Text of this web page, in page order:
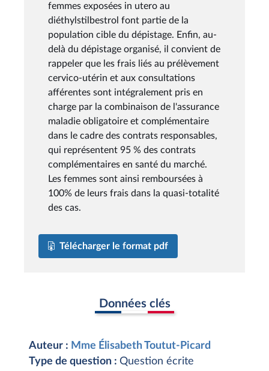
femmes exposées in utero au
diéthylstilbestrol font partie de la
population cible du dépistage. Enfin, au-
delà du dépistage organisé, il convient de
rappeler que les frais liés au prélèvement
cervico-utérin et aux consultations
afférentes sont intégralement pris en
charge par la combinaison de l'assurance
maladie obligatoire et complémentaire
dans le cadre des contrats responsables,
qui représentent 95 % des contrats
complémentaires en santé du marché.
Les femmes sont ainsi remboursées à
100% de leurs frais dans la quasi-totalité
des cas.
Télécharger le format pdf
Données clés
Auteur : Mme Élisabeth Toutut-Picard
Type de question : Question écrite